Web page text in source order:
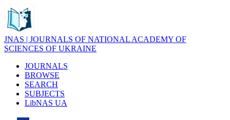
JNAS | JOURNALS OF NATIONAL ACADEMY OF
SCIENCES OF UKRAINE
JOURNALS
BROWSE
SEARCH
SUBJECTS
LibNAS UA